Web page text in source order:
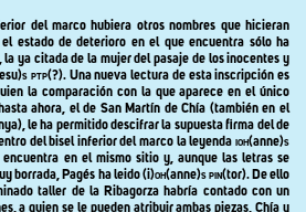
del marco hubiera otros nombres que hicieran
estado de deterioro en el que encuentra sólo ha
la ya citada de la mujer del pasaje de los inocentes y
esu)s ptp(?). Una nueva lectura de esta inscripción es
la comparación con la que aparece en el único
ahora, el de San Martín de Chía (también en el
le ha permitido descifrar la supuesta firma del de
del bisel inferior del marco la leyenda ioh(anne)s
encuentra en el mismo sitio y, aunque las letras se
borrada, Pagés ha leido (i)oh(anne)s pin(tor). De ello
taller de la Ribagorza habría contado con un
a quien se le pueden atribuir ambas piezas, Chía y